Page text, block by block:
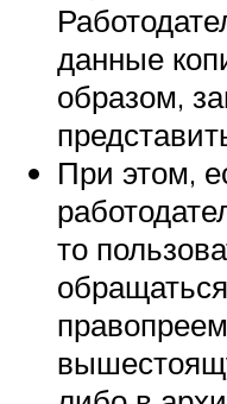
данные
образом,
При этом,
то